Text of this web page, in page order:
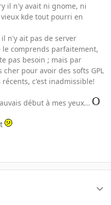
il n'y avait ni gnome, ni
kde tout pourri en
n'y ait pas de server
le comprends parfaitement,
pas besoin ; mais par
pour avoir des softs GPL
c'est inadmissible!
début à mes yeux...